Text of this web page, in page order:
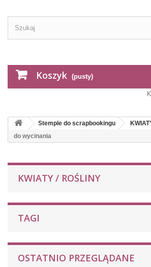
Koszyk (pusty)
Stemple do scrapbookingu
do wycinania
KWIATY / ROŚLINY
TAGI
OSTATNIO PRZEGLĄDANE